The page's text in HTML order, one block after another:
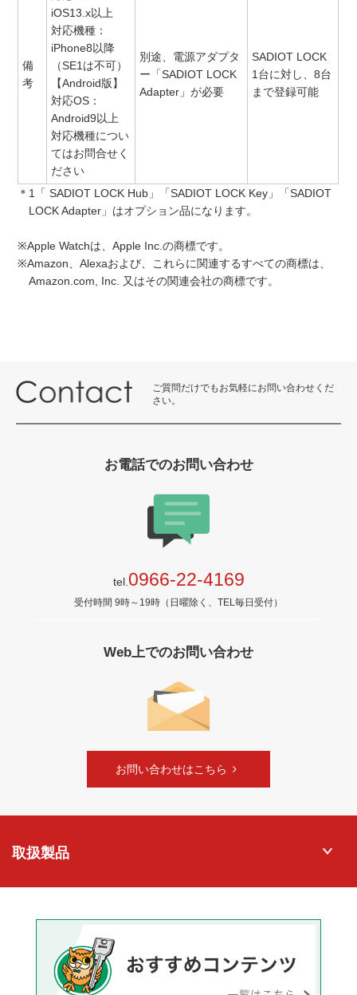
備
考
iOS13.x以上
対応機種：
iPhone8以降
（SE1は不可）
【Android版】
対応OS：
Android9以上
対応機種につい
てはお問合せく
ださい
別途、電源アダプタ
ー「SADIOT LOCK
Adapter」が必要
SADIOT LOCK
1台に対し、8台
まで登録可能
＊1「 SADIOT LOCK Hub」「SADIOT LOCK Key」「SADIOT
LOCK Adapter」はオプション品になります。
※Apple Watchは、Apple Inc.の商標です。
※Amazon、Alexaおよび、これらに関連するすべての商標は、
Amazon.com, Inc. 又はその関連会社の商標です。
ご質問だけでもお気軽にお問い合わせくだ
さい。
お電話でのお問い合わせ
tel. 0966-22-4169
受付時間 9時～19時（日曜除く、TEL毎日受付）
Web上でのお問い合わせ
お問い合わせはこちら
取扱製品